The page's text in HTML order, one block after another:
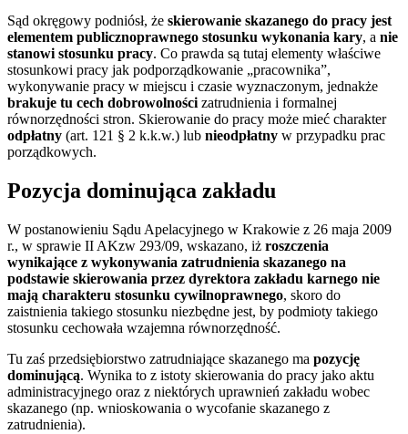
Sąd okręgowy podniósł, że skierowanie skazanego do pracy jest
elementem publicznoprawnego stosunku wykonania kary, a nie
stanowi stosunku pracy. Co prawda są tutaj elementy właściwe
stosunkowi pracy jak podporządkowanie „pracownika”,
wykonywanie pracy w miejscu i czasie wyznaczonym, jednakże
brakuje tu cech dobrowolności zatrudnienia i formalnej
równorzędności stron. Skierowanie do pracy może mieć charakter
odpłatny (art. 121 § 2 k.k.w.) lub nieodpłatny w przypadku prac
porządkowych.
Pozycja dominująca zakładu
W postanowieniu Sądu Apelacyjnego w Krakowie z 26 maja 2009
r., w sprawie II AKzw 293/09, wskazano, iż roszczenia
wynikające z wykonywania zatrudnienia skazanego na
podstawie skierowania przez dyrektora zakładu karnego nie
mają charakteru stosunku cywilnoprawnego, skoro do
zaistnienia takiego stosunku niezbędne jest, by podmioty takiego
stosunku cechowała wzajemna równorzędność.
Tu zaś przedsiębiorstwo zatrudniające skazanego ma pozycję
dominującą. Wynika to z istoty skierowania do pracy jako aktu
administracyjnego oraz z niektórych uprawnień zakładu wobec
skazanego (np. wnioskowania o wycofanie skazanego z
zatrudnienia).